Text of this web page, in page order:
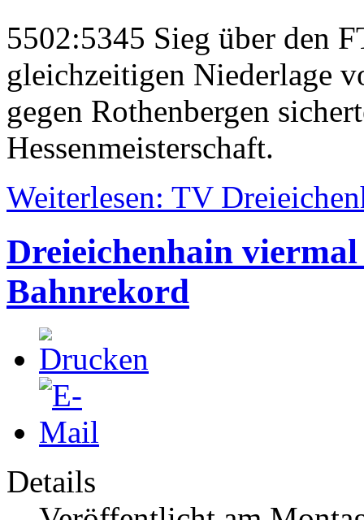
5502:5345 Sieg über den
gleichzeitigen Niederlage
gegen Rothenbergen
Hessenmeisterschaft.
Weiterlesen: TV
Dreieichenhain
Bahnrekord
Details